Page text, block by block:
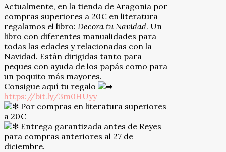
Actualmente, en la tienda de Aragonia por
compras superiores a 20€ en literatura
regalamos el libro: Decora tu Navidad. Un
libro con diferentes manualidades para
todas las edades y relacionadas con la
Navidad. Están dirigidas tanto para
peques con ayuda de los papás como para
un poquito más mayores.
Consigue aquí tu regalo
https://bit.ly/3m0HUyy
Por compras en literatura superiores
a 20€
Entrega garantizada antes de Reyes
para compras anteriores al 27 de
diciembre.